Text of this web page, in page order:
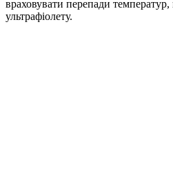
враховувати перепади температур,
ультрафіолету.